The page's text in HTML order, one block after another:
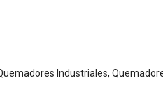
Industriales,